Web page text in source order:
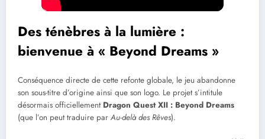
Des ténèbres à la lumière :
bienvenue à « Beyond Dreams »
Conséquence directe de cette refonte globale, le jeu abandonne
son sous-titre d’origine ainsi que son logo. Le projet s’intitule
désormais officiellement Dragon Quest XII : Beyond Dreams
(que l’on peut traduire par Au-delà des Rêves).